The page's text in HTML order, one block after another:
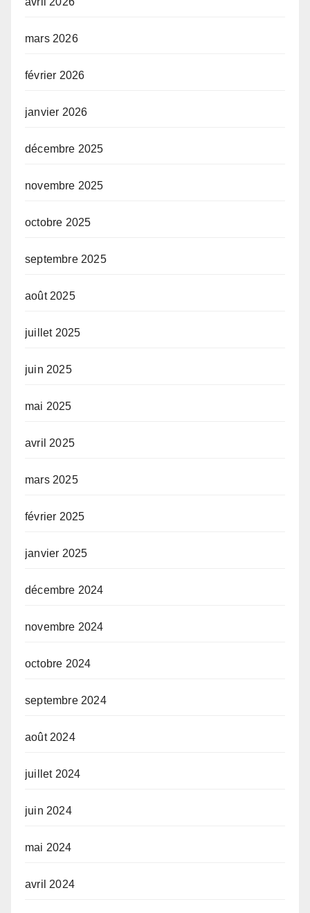
mars 2026
février 2026
janvier 2026
décembre 2025
novembre 2025
octobre 2025
septembre 2025
août 2025
juillet 2025
juin 2025
mai 2025
avril 2025
mars 2025
février 2025
janvier 2025
décembre 2024
novembre 2024
octobre 2024
septembre 2024
août 2024
juillet 2024
juin 2024
mai 2024
avril 2024